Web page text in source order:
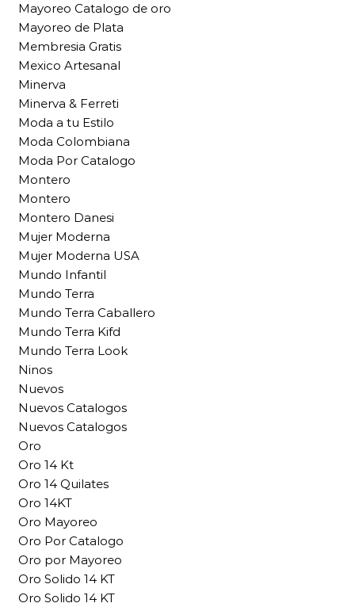
Mayoreo Catalogo de oro
Mayoreo de Plata
Membresia Gratis
Mexico Artesanal
Minerva
Minerva & Ferreti
Moda a tu Estilo
Moda Colombiana
Moda Por Catalogo
Montero
Montero
Montero Danesi
Mujer Moderna
Mujer Moderna USA
Mundo Infantil
Mundo Terra
Mundo Terra Caballero
Mundo Terra Kifd
Mundo Terra Look
Ninos
Nuevos
Nuevos Catalogos
Nuevos Catalogos
Oro
Oro 14 Kt
Oro 14 Quilates
Oro 14KT
Oro Mayoreo
Oro Por Catalogo
Oro por Mayoreo
Oro Solido 14 KT
Oro Solido 14 KT